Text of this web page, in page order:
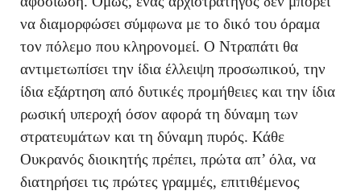
να διαμορφώσει σύμφωνα με το δικό του όραμα
τον πόλεμο που κληρονομεί. Ο Ντραπάτι θα
αντιμετωπίσει την ίδια έλλειψη προσωπικού, την
ίδια εξάρτηση από δυτικές προμήθειες και την ίδια
ρωσική υπεροχή όσον αφορά τη δύναμη των
στρατευμάτων και τη δύναμη πυρός. Κάθε
Ουκρανός διοικητής πρέπει, πρώτα απ’ όλα, να
διατηρήσει τις πρώτες γραμμές, επιτιθέμενος